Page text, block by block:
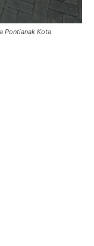
Pontianak Kota